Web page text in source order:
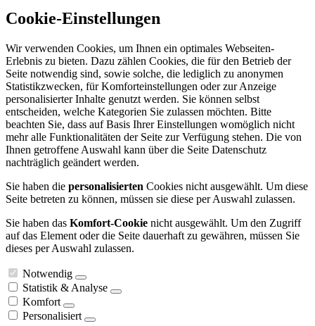
Cookie-Einstellungen
Wir verwenden Cookies, um Ihnen ein optimales Webseiten-
Erlebnis zu bieten. Dazu zählen Cookies, die für den Betrieb der
Seite notwendig sind, sowie solche, die lediglich zu anonymen
Statistikzwecken, für Komforteinstellungen oder zur Anzeige
personalisierter Inhalte genutzt werden. Sie können selbst
entscheiden, welche Kategorien Sie zulassen möchten. Bitte
beachten Sie, dass auf Basis Ihrer Einstellungen womöglich nicht
mehr alle Funktionalitäten der Seite zur Verfügung stehen. Die von
Ihnen getroffene Auswahl kann über die Seite Datenschutz
nachträglich geändert werden.
Sie haben die personalisierten Cookies nicht ausgewählt. Um diese
Seite betreten zu können, müssen sie diese per Auswahl zulassen.
Sie haben das Komfort-Cookie nicht ausgewählt. Um den Zugriff
auf das Element oder die Seite dauerhaft zu gewähren, müssen Sie
dieses per Auswahl zulassen.
Notwendig
Statistik & Analyse
Komfort
Personalisiert